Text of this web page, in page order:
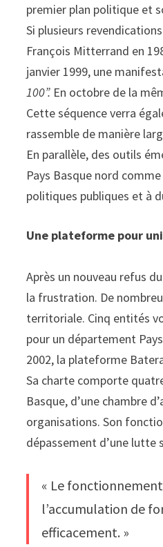
premier plan politique et
Si plusieurs
François Mitterrand en
janvier 1999, une
100”. En octobre de la
Cette séquence verra
rassemble de manière
En parallèle, des outils
Pays Basque nord
politiques publiques et à
Une plateforme pour
Après un nouveau refus
la frustration. De
territoriale. Cinq entités
pour un département
2002, la plateforme
Sa charte comporte
Basque, d’une chambre
organisations. Son
dépassement d’une
« Le
l’accumulation de
efficacement. »